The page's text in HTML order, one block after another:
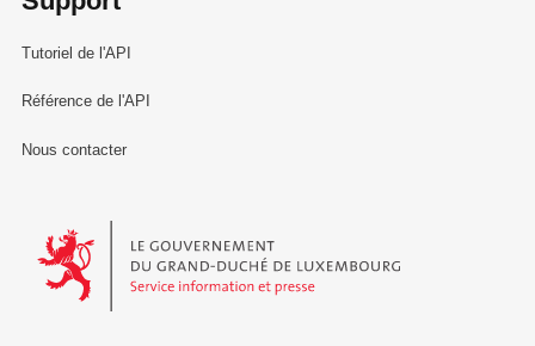
Tutoriel de l'API
Référence de l'API
Nous contacter
Le Gouvernement du Grand-Duché de Luxembourg - Service